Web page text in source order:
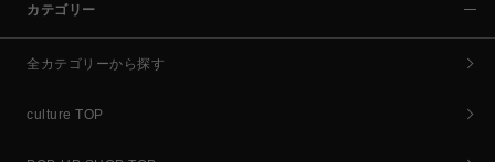
カテゴリー
全カテゴリーから探す
culture TOP